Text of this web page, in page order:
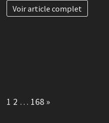
Voir article complet
Page:
1 2 … 168 Next
»